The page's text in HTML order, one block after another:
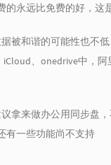
的永远比免费的好，这
被和谐的可能性也不
iCloud、onedrive中，
拿来做办公用同步盘
有一些功能尚不支持